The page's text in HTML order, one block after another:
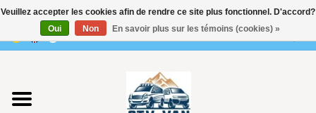
0 Articles - €0,00
Utilisez
les
flèches
haut
et
bas
Vito / classe V - 447
Veuillez accepter les cookies afin de rendre ce site plus fonctionnel. D'accord?
Oui
Non En savoir plus sur les témoins (cookies) »